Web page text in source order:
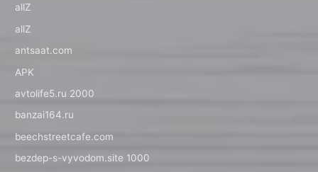
allZ
allZ
antsaat.com
APK
avtolife5.ru 2000
banzai164.ru
beechstreetcafe.com
bezdep-s-vyvodom.site 1000